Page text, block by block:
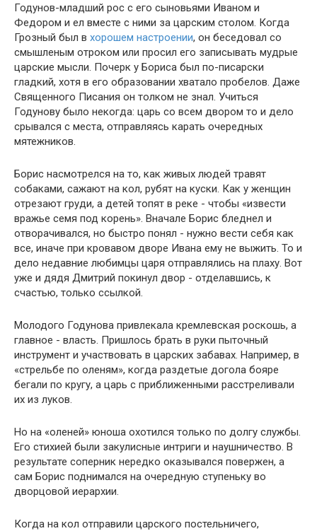
Годунов-младший рос с его сыновьями Иваном и
Федором и ел вместе с ними за царским столом. Когда
Грозный был в хорошем настроении, он беседовал со
смышленым отроком или просил его записывать мудрые
царские мысли. Почерк у Бориса был по-писарски
гладкий, хотя в его образовании хватало пробелов. Даже
Священного Писания он толком не знал. Учиться
Годунову было некогда: царь со всем двором то и дело
срывался с места, отправляясь карать очередных
мятежников.
Борис насмотрелся на то, как живых людей травят
собаками, сажают на кол, рубят на куски. Как у женщин
отрезают груди, а детей топят в реке - чтобы «извести
вражье семя под корень». Вначале Борис бледнел и
отворачивался, но быстро понял - нужно вести себя как
все, иначе при кровавом дворе Ивана ему не выжить. То и
дело недавние любимцы царя отправлялись на плаху. Вот
уже и дядя Дмитрий покинул двор - отделавшись, к
счастью, только ссылкой.
Молодого Годунова привлекала кремлевская роскошь, а
главное - власть. Пришлось брать в руки пыточный
инструмент и участвовать в царских забавах. Например, в
«стрельбе по оленям», когда раздетые догола бояре
бегали по кругу, а царь с приближенными расстреливали
их из луков.
Но на «оленей» юноша охотился только по долгу службы.
Его стихией были закулисные интриги и наушничество. В
результате соперник нередко оказывался повержен, а
сам Борис поднимался на очередную ступеньку во
дворцовой иерархии.
Когда на кол отправили царского постельничего,